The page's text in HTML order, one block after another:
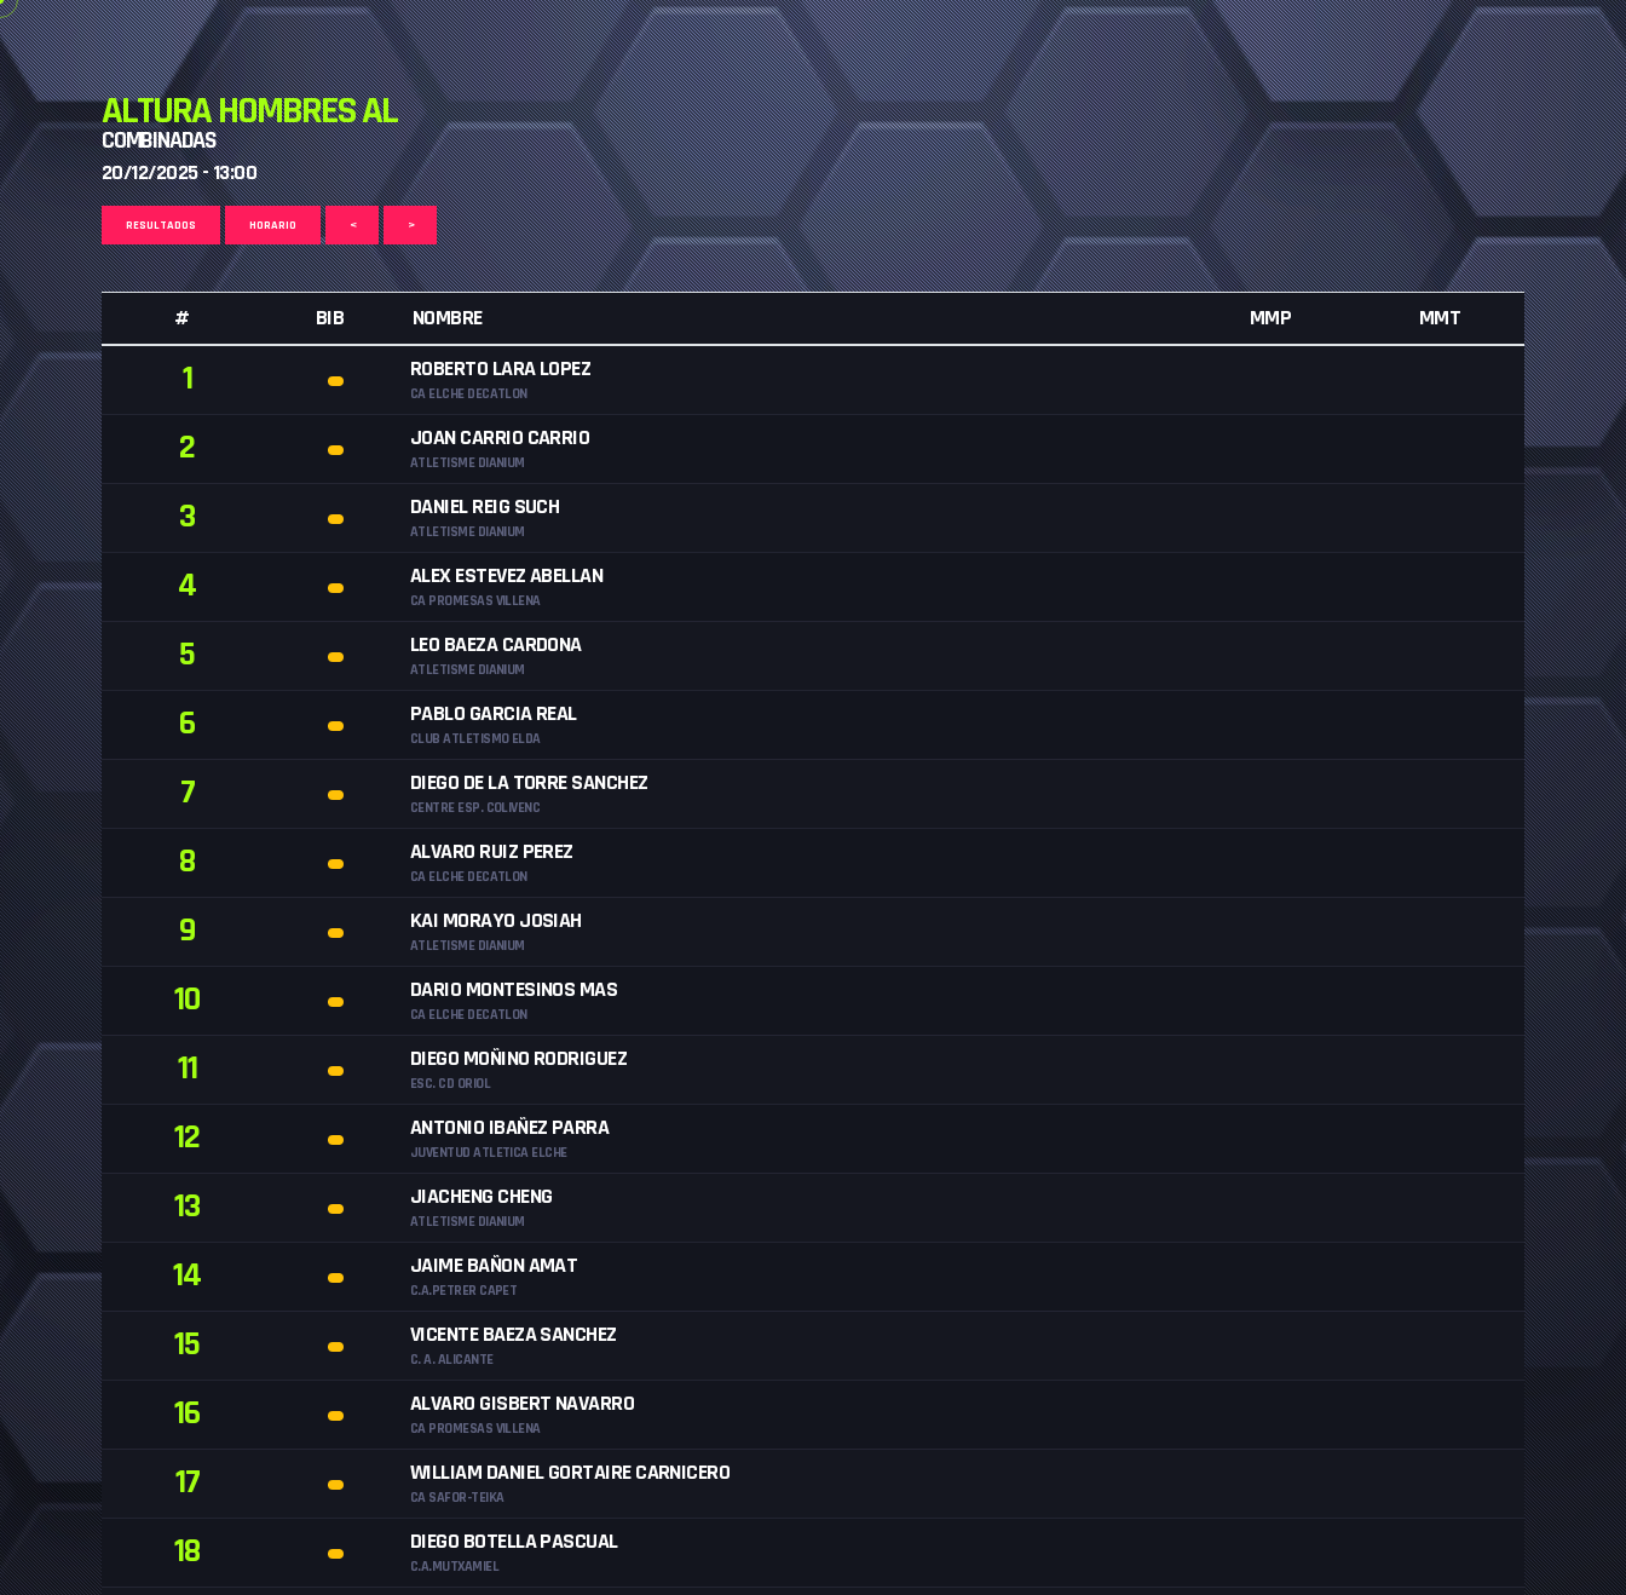
ALTURA HOMBRES AL
COMBINADAS
20/12/2025 - 13:00
RESULTADOS HORARIO < >
# BIB NOMBRE MMP MMT
1 ROBERTO LARA LOPEZ
CA ELCHE DECATLON
2 JOAN CARRIO CARRIO
ATLETISME DIANIUM
3 DANIEL REIG SUCH
ATLETISME DIANIUM
4 ALEX ESTEVEZ ABELLAN
CA PROMESAS VILLENA
5 LEO BAEZA CARDONA
ATLETISME DIANIUM
6 PABLO GARCIA REAL
CLUB ATLETISMO ELDA
7 DIEGO DE LA TORRE SANCHEZ
CENTRE ESP. COLIVENC
8 ALVARO RUIZ PEREZ
CA ELCHE DECATLON
9 KAI MORAYO JOSIAH
ATLETISME DIANIUM
10 DARIO MONTESINOS MAS
CA ELCHE DECATLON
11 DIEGO MOÑINO RODRIGUEZ
ESC. CD ORIOL
12 ANTONIO IBAÑEZ PARRA
JUVENTUD ATLETICA ELCHE
13 JIACHENG CHENG
ATLETISME DIANIUM
14 JAIME BAÑON AMAT
C.A.PETRER CAPET
15 VICENTE BAEZA SANCHEZ
C. A. ALICANTE
16 ALVARO GISBERT NAVARRO
CA PROMESAS VILLENA
17 WILLIAM DANIEL GORTAIRE CARNICERO
CA SAFOR-TEIKA
18 DIEGO BOTELLA PASCUAL
C.A.MUTXAMIEL